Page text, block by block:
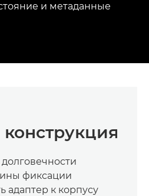
и метаданные
фиксации
адаптер к корпусу